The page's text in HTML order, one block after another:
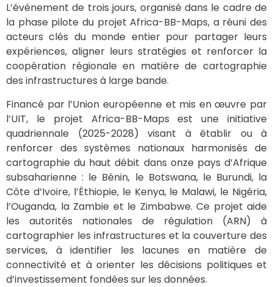
L’événement de trois jours, organisé dans le cadre de
la phase pilote du projet Africa-BB-Maps, a réuni des
acteurs clés du monde entier pour partager leurs
expériences, aligner leurs stratégies et renforcer la
coopération régionale en matière de cartographie
des infrastructures à large bande.
Financé par l’Union européenne et mis en œuvre par
l’UIT, le projet Africa-BB-Maps est une initiative
quadriennale (2025-2028) visant à établir ou à
renforcer des systèmes nationaux harmonisés de
cartographie du haut débit dans onze pays d’Afrique
subsaharienne : le Bénin, le Botswana, le Burundi, la
Côte d’Ivoire, l’Éthiopie, le Kenya, le Malawi, le Nigéria,
l’Ouganda, la Zambie et le Zimbabwe. Ce projet aide
les autorités nationales de régulation (ARN) à
cartographier les infrastructures et la couverture des
services, à identifier les lacunes en matière de
connectivité et à orienter les décisions politiques et
d’investissement fondées sur les données.